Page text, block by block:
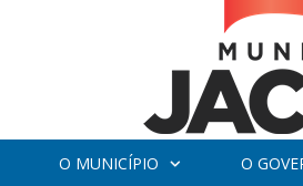
O MUNICÍPIO O